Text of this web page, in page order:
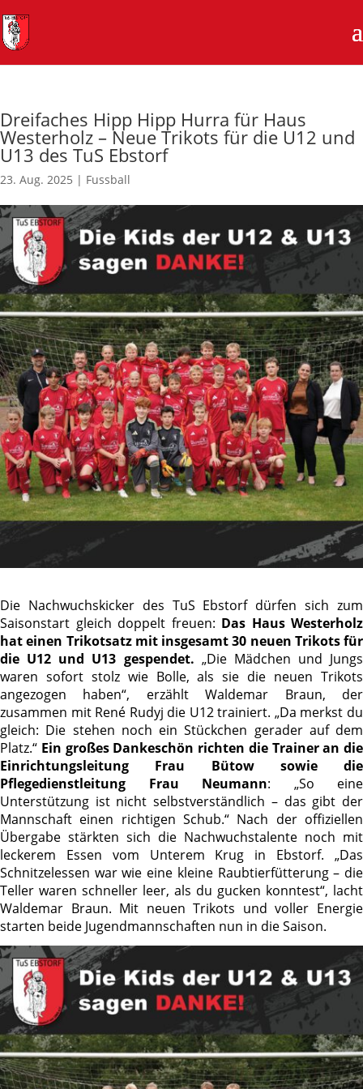
Dreifaches Hipp Hipp Hurra für Haus
Westerholz – Neue Trikots für die U12 und
U13 des TuS Ebstorf
23. Aug. 2025 | Fussball
Die Nachwuchskicker des TuS Ebstorf dürfen sich zum
Saisonstart gleich doppelt freuen: Das Haus Westerholz
hat einen Trikotsatz mit insgesamt 30 neuen Trikots für
die U12 und U13 gespendet. „Die Mädchen und Jungs
waren sofort stolz wie Bolle, als sie die neuen Trikots
angezogen haben“, erzählt Waldemar Braun, der
zusammen mit René Rudyj die U12 trainiert. „Da merkst du
gleich: Die stehen noch ein Stückchen gerader auf dem
Platz.“ Ein großes Dankeschön richten die Trainer an die
Einrichtungsleitung Frau Bütow sowie die
Pflegedienstleitung Frau Neumann: „So eine
Unterstützung ist nicht selbstverständlich – das gibt der
Mannschaft einen richtigen Schub.“ Nach der offiziellen
Übergabe stärkten sich die Nachwuchstalente noch mit
leckerem Essen vom Unterem Krug in Ebstorf. „Das
Schnitzelessen war wie eine kleine Raubtierfütterung – die
Teller waren schneller leer, als du gucken konntest“, lacht
Waldemar Braun. Mit neuen Trikots und voller Energie
starten beide Jugendmannschaften nun in die Saison.